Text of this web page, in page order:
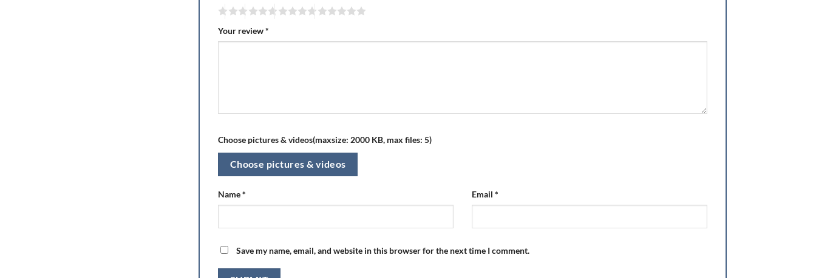
Your review*
Choose pictures & videos(maxsize: 2000 KB, max files: 5)
Choose pictures & videos
Name* Email *
Save my name, email, and website in this browser for the next time I comment.